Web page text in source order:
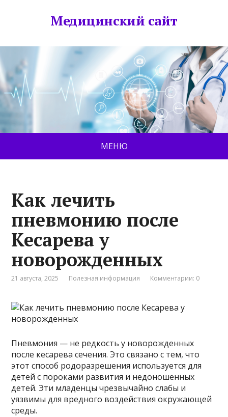
Медицинский сайт
МЕНЮ
Как лечить
пневмонию после
Кесарева у
новорожденных
21 августа, 2025 Полезная информация Комментарии: 0
Пневмония — не редкость у новорожденных
после кесарева сечения. Это связано с тем, что
этот способ родоразрешения используется для
детей с пороками развития и недоношенных
детей. Эти младенцы чрезвычайно слабы и
уязвимы для вредного воздействия окружающей
среды.